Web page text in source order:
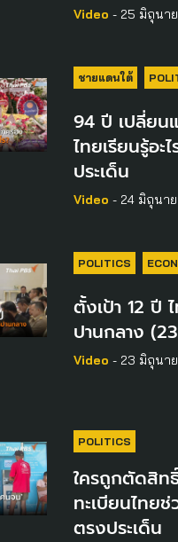
Video - 25 มิถุนา
ชายแดนใต้
94 ปี เปลี่ยน
ไทยเรียนรู้อ
ประเด็น
Video - 24 มิถุนา
POLITICS
ตั้งเป้า 12 ปี
ปานกลาง
Video - 23 มิถุนา
POLITICS
ใครถูกตัดสิท
ทะเบียนไทย
ตรงประเด็น